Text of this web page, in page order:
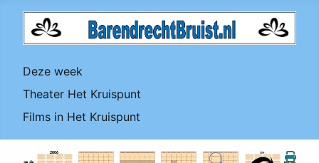
Deze week
Theater Het Kruispunt
Films in Het Kruispunt